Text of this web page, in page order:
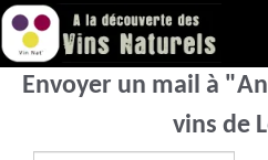
Envoyer un mail à
vins de